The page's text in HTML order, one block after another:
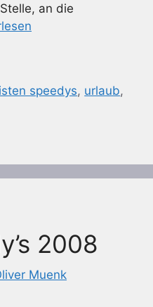
an die
speedys, urlaub,
2008
Muenk